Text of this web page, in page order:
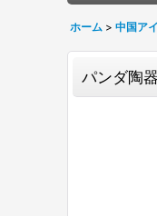
ホーム > 中国ア
パンダ陶